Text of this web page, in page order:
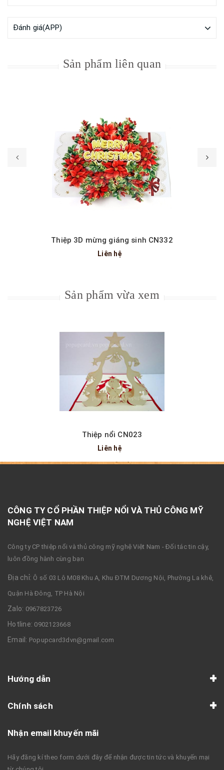
Đánh giá(APP)
Sản phẩm liên quan
Thiệp 3D mừng giáng sinh CN332
Liên hệ
Sản phẩm vừa xem
Thiệp nổi CN023
Liên hệ
CÔNG TY CỔ PHẦN THIỆP NỔI VÀ THỦ CÔNG MỸ
NGHỆ VIỆT NAM
Công ty CP thiệp nổi và thủ công mỹ nghệ Việt Nam - Đối tác tin cậy,
luôn đồng hành cùng bạn
Địa chỉ: Ô số 03 Lô M08 Khu A, Khu ĐTM Dương Nội, Phường La khê,
Quận Hà Đông, TP Hà Nội
Zalo: 0967823726
Hotline: 0902123668
Email: Popupcard3dvn@gmail.com
Hướng dẫn
Chính sách
Nhận email khuyến mãi
Hãy đăng kí theo form dưới đây để nhận được tin tức và khuyến mại